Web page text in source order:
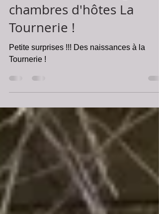
Chambre d'hôtes
27 avr. 2020
1 min de lecture
Des naissances au gîtes,
chambres d'hôtes La
Tournerie !
Petite surprises !!! Des naissances à la